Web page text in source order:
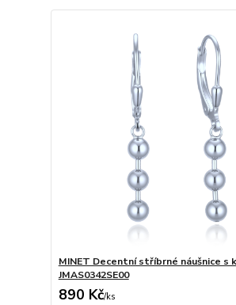
MINET Decentní stříbrné náušnice s
JMAS0342SE00
890 Kč/ks